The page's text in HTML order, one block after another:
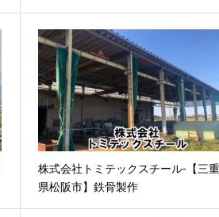
株式会社トミテックスチール-【三
県松阪市】鉄骨製作